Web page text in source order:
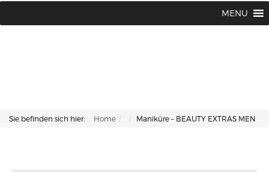
MENU
Sie befinden sich hier: Home Maniküre – BEAUTY EXTRAS MEN